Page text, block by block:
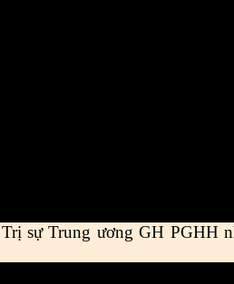
sự Trung ương GH PGHH